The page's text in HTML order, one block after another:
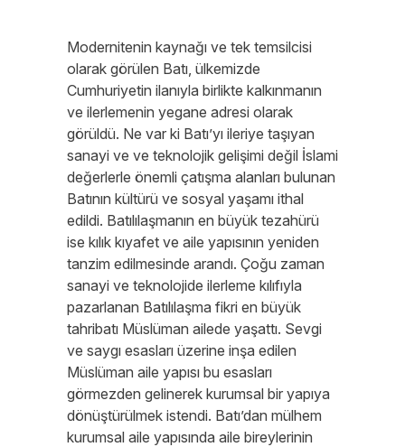
Modernitenin kaynağı ve tek temsilcisi
olarak görülen Batı, ülkemizde
Cumhuriyetin ilanıyla birlikte kalkınmanın
ve ilerlemenin yegane adresi olarak
görüldü. Ne var ki Batı’yı ileriye taşıyan
sanayi ve ve teknolojik gelişimi değil İslami
değerlerle önemli çatışma alanları bulunan
Batının kültürü ve sosyal yaşamı ithal
edildi. Batılılaşmanın en büyük tezahürü
ise kılık kıyafet ve aile yapısının yeniden
tanzim edilmesinde arandı. Çoğu zaman
sanayi ve teknolojide ilerleme kılıfıyla
pazarlanan Batılılaşma fikri en büyük
tahribatı Müslüman ailede yaşattı. Sevgi
ve saygı esasları üzerine inşa edilen
Müslüman aile yapısı bu esasları
görmezden gelinerek kurumsal bir yapıya
dönüştürülmek istendi. Batı’dan mülhem
kurumsal aile yapısında aile bireylerinin